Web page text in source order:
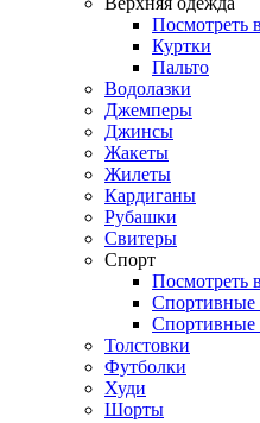
Посмотреть
Куртки
Пальто
Водолазки
Джемперы
Джинсы
Жакеты
Жилеты
Кардиганы
Рубашки
Свитеры
Спорт
Посмотреть
Толстовки
Футболки
Худи
Шорты